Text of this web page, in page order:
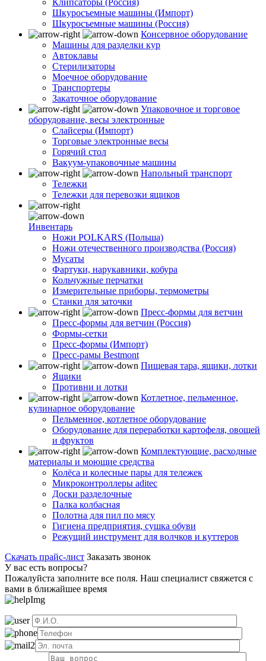
Шкуросъемные машины (Импорт)
Шкуросъемные машины (Россия)
Консервное оборудование
Машины для разделки кур
Автоклавы
Стерилизаторы
Моечное оборудование
Транспортеры
Закаточное оборудование
Упаковочное и торговое
оборудование, весы электронные
Слайсеры (Импорт)
Торговые электронные весы
Горячий стол
Вакуум-упаковочные машины
Напольный транспорт
Тележки
Тележки для перевозки ящиков
Инвентарь
Ножи POLKARS (Польша)
Ножи отечественного производства (Россия)
Мусаты
Фартуки, нарукавники, кобура
Кольчужные перчатки
Измерительные приборы, термометры
Станки для заточки
Пресс-формы для ветчин
Пресс-формы для ветчин (Россия)
Формы-сетки
Пресс-формы (Импорт)
Пресс-рамы Bestmont
Пищевая тара, ящики, лотки
Ящики
Противни и лотки
Котлетное, пельменное,
кулинарное оборудование
Пельменное, котлетное оборудование
Оборудование для переработки картофеля, овощей
и фруктов
Комплектующие, расходные
материалы и моющие средства
Колёса и колесные пары для тележек
Микроконтроллеры aditec
Доски разделочные
Палка колбасная
Полотна для пил по мясу
Гигиена предприятия, сушка обуви
Режущий инструмент для волчков и куттеров
Скачать прайс-лист Заказать звонок
У вас есть вопросы?
Пожалуйста заполните все поля. Наш специалист свяжется с
вами в ближайшее время